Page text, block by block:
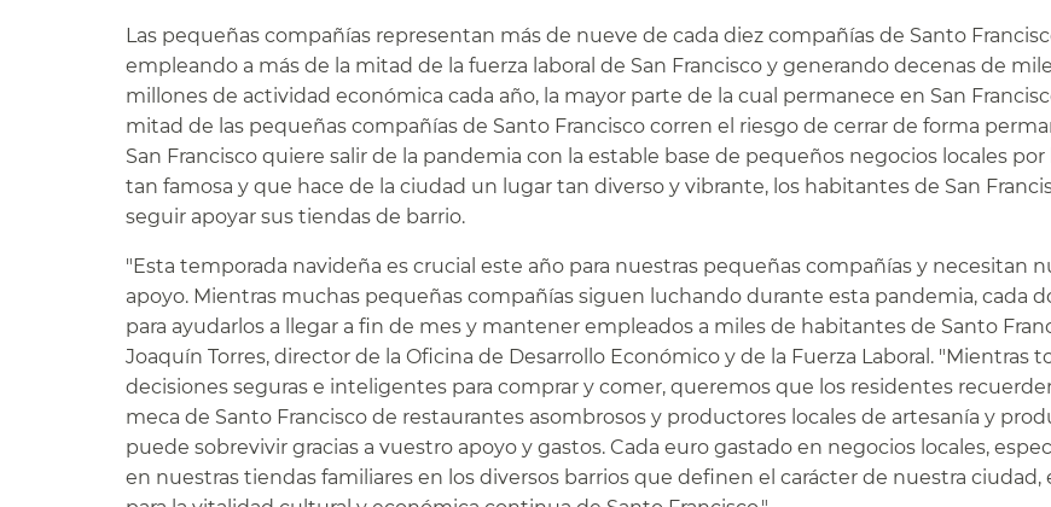
Las pequeñas compañías representan más de nueve de cada diez compañías de Santo
empleando a más de la mitad de la fuerza laboral de San Francisco y generando decenas de
millones de actividad económica cada año, la mayor parte de la cual permanece en San
mitad de las pequeñas compañías de Santo Francisco corren el riesgo de cerrar de forma
San Francisco quiere salir de la pandemia con la estable base de pequeños negocios locales por
tan famosa y que hace de la ciudad un lugar tan diverso y vibrante, los habitantes de San
seguir apoyar sus tiendas de barrio.​​
"Esta temporada navideña es crucial este año para nuestras pequeñas compañías y necesitan
apoyo. Mientras muchas pequeñas compañías siguen luchando durante esta pandemia, cada
para ayudarlos a llegar a fin de mes y mantener empleados a miles de habitantes de Santo
Joaquín Torres, director de la Oficina de Desarrollo Económico y de la Fuerza Laboral. "Mientras
decisiones seguras e inteligentes para comprar y comer, queremos que los residentes
meca de Santo Francisco de restaurantes asombrosos y productores locales de artesanía y
puede sobrevivir gracias a vuestro apoyo y gastos. Cada euro gastado en negocios locales,
en nuestras tiendas familiares en los diversos barrios que definen el carácter de nuestra ciudad,